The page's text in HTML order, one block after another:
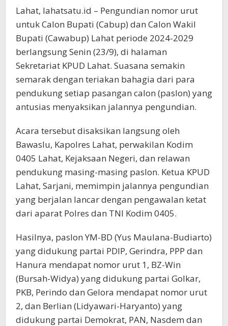
Lahat, lahatsatu.id – Pengundian nomor urut
untuk Calon Bupati (Cabup) dan Calon Wakil
Bupati (Cawabup) Lahat periode 2024-2029
berlangsung Senin (23/9), di halaman
Sekretariat KPUD Lahat. Suasana semakin
semarak dengan teriakan bahagia dari para
pendukung setiap pasangan calon (paslon) yang
antusias menyaksikan jalannya pengundian.
Acara tersebut disaksikan langsung oleh
Bawaslu, Kapolres Lahat, perwakilan Kodim
0405 Lahat, Kejaksaan Negeri, dan relawan
pendukung masing-masing paslon. Ketua KPUD
Lahat, Sarjani, memimpin jalannya pengundian
yang berjalan lancar dengan pengawalan ketat
dari aparat Polres dan TNI Kodim 0405.
Hasilnya, paslon YM-BD (Yus Maulana-Budiarto)
yang didukung partai PDIP, Gerindra, PPP dan
Hanura mendapat nomor urut 1, BZ-Win
(Bursah-Widya) yang didukung partai Golkar,
PKB, Perindo dan Gelora mendapat nomor urut
2, dan Berlian (Lidyawari-Haryanto) yang
didukung partai Demokrat, PAN, Nasdem dan